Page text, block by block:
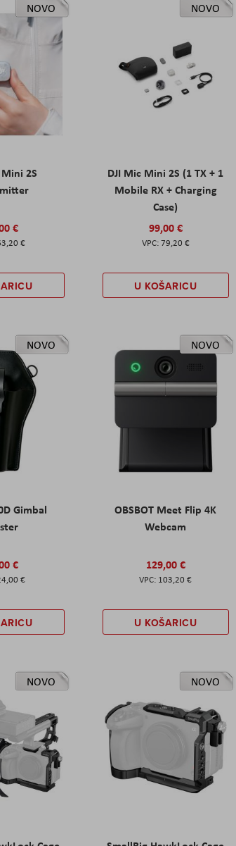
NOVO
2S
€
€
NOVO
DJI Mic Mini 2S (1 TX + 1
Mobile RX + Charging
Case)
99,00 €
79,20 €
U KOŠARICU
NOVO
Gimbal
€
€
NOVO
OBSBOT Meet Flip 4K
Webcam
129,00 €
103,20 €
U KOŠARICU
NOVO NOVO